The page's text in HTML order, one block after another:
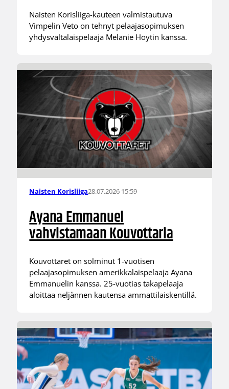
Naisten Korisliiga-kauteen valmistautuva
Vimpelin Veto on tehnyt pelaajasopimuksen
yhdysvaltalaispelaaja Melanie Hoytin kanssa.
Naisten Korisliiga28.07.2026 15:59
Ayana Emmanuel
vahvistamaan Kouvottaria
Kouvottaret on solminut 1-vuotisen
pelaajasopimuksen amerikkalaispelaaja Ayana
Emmanuelin kanssa. 25-vuotias takapelaaja
aloittaa neljännen kautensa ammattilaiskentillä.